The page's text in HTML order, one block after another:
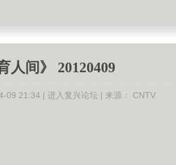
人间》 20120409
09 21:34 | 进入复兴论坛 | 来源： CNTV